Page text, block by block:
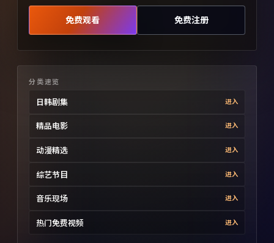
免费观看 免费注册
分类速览
日韩剧集 进入
精品电影 进入
动漫精选 进入
综艺节目 进入
音乐现场 进入
热门免费视频 进入